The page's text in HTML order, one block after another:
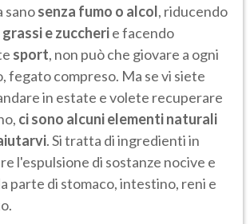
sanosenza fumo o alcol, riducendo
grassi e zuccherie facendo
sport, non può che giovare a ogni
fegato compreso. Ma se vi siete
in estate e volete recuperare
ci sono alcuni elementi naturali
. Si tratta di ingredienti in
l'espulsione di sostanze nocive e
parte di stomaco, intestino, reni e